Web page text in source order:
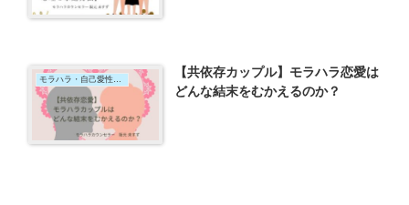
モラハラ・自己愛性パーソナリティ障害
【共依存カップル】モラハラ恋愛は
どんな結末をむかえるのか？